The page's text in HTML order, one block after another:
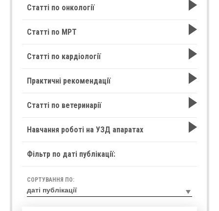
Статті по онкології
Статті по МРТ
Статті по кардіології
Практичні рекомендації
Статті по ветеринарії
Навчання роботі на УЗД апаратах
Фільтр по даті публікації:
СОРТУВАННЯ ПО: